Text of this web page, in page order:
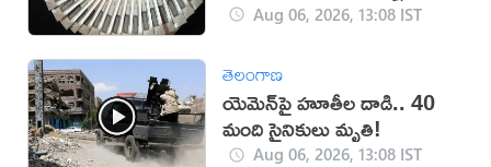
Aug 06, 2026, 13:08 IST
తెలంగాణ
యెమెన్‌పై హూతీల దాడి.. 40
మంది సైనికులు మృతి!
Aug 06, 2026, 13:08 IST